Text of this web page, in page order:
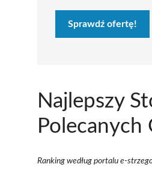
Sprawdź ofertę!
Najlepszy
Ranking według portalu e-